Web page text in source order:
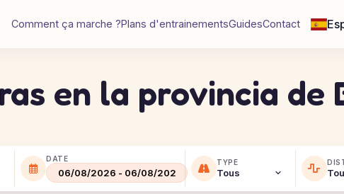
Comment ça marche ?Plans d'entrainementsGuidesContact
en la provincia de
DATE TYPE